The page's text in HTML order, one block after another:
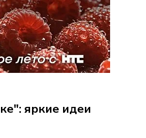
яркие идеи